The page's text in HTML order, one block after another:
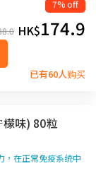
7% off
HK$174.9
已有60人购买
味) 80粒
，在正常免疫系统中